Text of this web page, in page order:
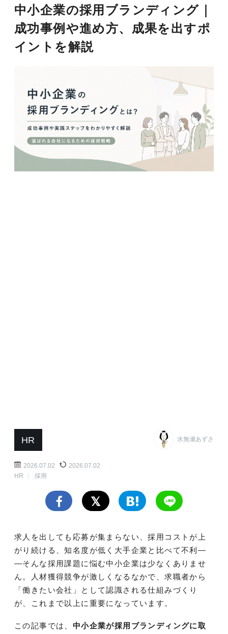
中小企業の採用ブランディング｜
成功事例や進め方、成果を出すポ
イントを解説
HR 水無瀬あずさ
2026.07.02
2026.07.02
HR
採用
求人を出しても応募が集まらない、採用コストが上
がり続ける、知名度が低く大手企業と比べて不利―
―そんな採用課題に悩む中小企業は少なくありませ
ん。人材獲得競争が激しくなるなかで、求職者から
「働きたい会社」として認識される仕組みづくり
が、これまで以上に重要になっています。
この記事では、 中小企業が採用ブランディングに取